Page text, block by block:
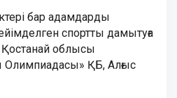
бар адамдарды
спортты дамытуға
Қостанай облысы
Олимпиадасы» ҚБ, Алғыс